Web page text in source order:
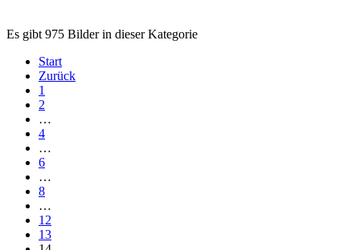
Es gibt 975 Bilder in dieser Kategorie
Start
Zurück
1
2
…
4
…
6
…
8
…
12
13